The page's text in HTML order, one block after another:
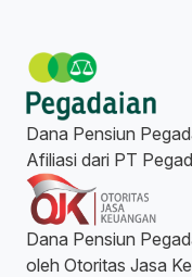
Dana Pensiun
Afiliasi dari PT
Dana Pensiun
oleh Otoritas Jasa